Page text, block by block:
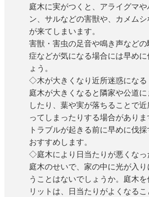
庭木に実がつくと、アライグマ
ン、サルなどの害獣や、カメム
が来てしまいます。
害獣・害虫の足音や鳴き声など
症などが気になる場合には早めに
ょう。
◇木が大きくなり近所迷惑になる
庭木が大きくなると隣家や公道
したり、葉や実が落ちることで
ってしまったりする場合がありま
トラブルが起きる前に早めに伐
おすすめします。
◇庭木により日当たりが悪くなっ
庭木のせいで、家の中に光が入
うことはないでしょうか。庭木を
リットは、日当たりがよくなるこ